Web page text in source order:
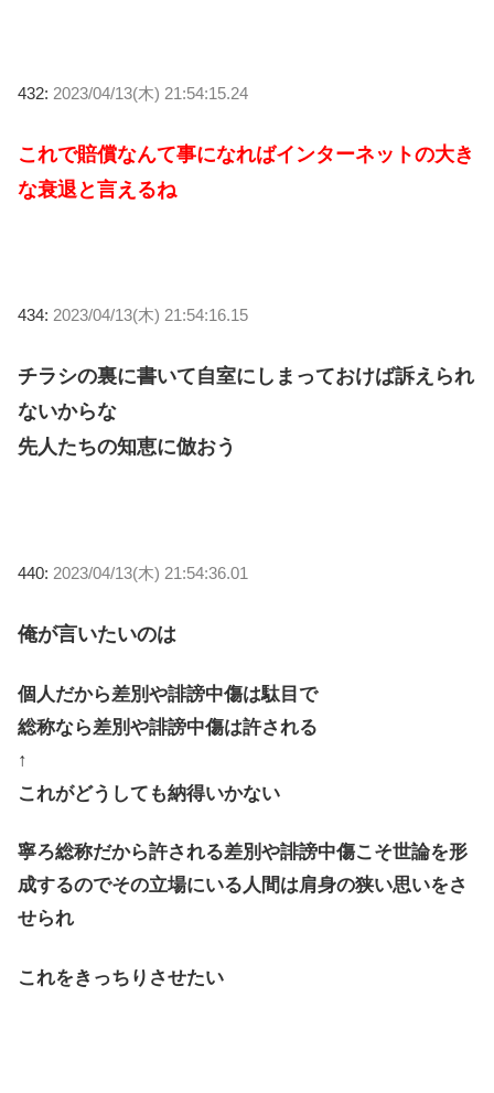
432: 2023/04/13(木) 21:54:15.24
これで賠償なんて事になればインターネットの大き
な衰退と言えるね
434: 2023/04/13(木) 21:54:16.15
チラシの裏に書いて自室にしまっておけば訴えられ
ないからな
先人たちの知恵に倣おう
440: 2023/04/13(木) 21:54:36.01
俺が言いたいのは
個人だから差別や誹謗中傷は駄目で
総称なら差別や誹謗中傷は許される
↑
これがどうしても納得いかない
寧ろ総称だから許される差別や誹謗中傷こそ世論を形
成するのでその立場にいる人間は肩身の狭い思いをさ
せられ
これをきっちりさせたい